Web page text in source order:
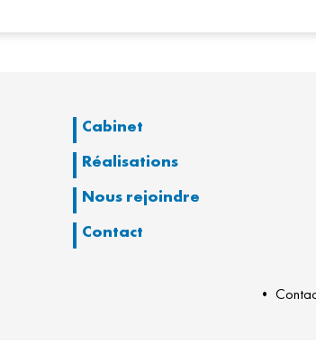
Cabinet
Réalisations
Nous rejoindre
Contact
•